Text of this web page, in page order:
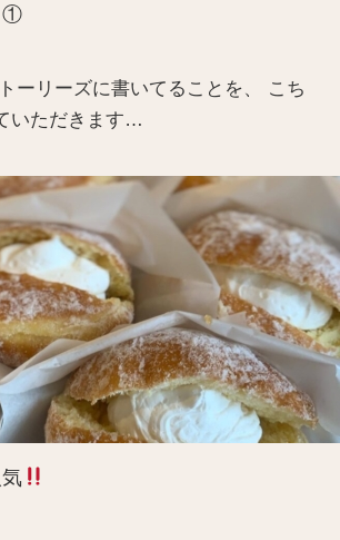
①
ーリーズに書いてることを、 こち
いただきます…